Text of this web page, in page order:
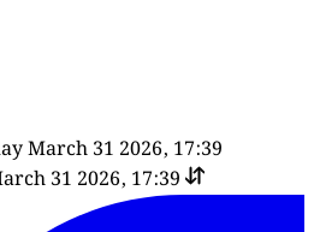
March 31 2026, 17:39
31 2026, 17:39